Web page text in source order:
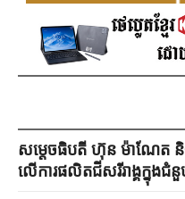
សម្តេចធិបតី ហ៊ុន ម៉ាណែត និ
លើការផលិត​ជី​សរីរាង្គក្នុង​ជំ